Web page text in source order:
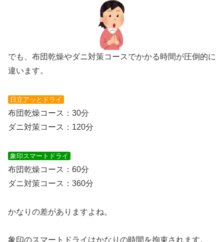
でも、布団乾燥やダニ対策コースでかかる時間が圧倒的に
違います。
日立アッとドライ
布団乾燥コース：30分
ダニ対策コース：120分
象印スマートドライ
布団乾燥コース：60分
ダニ対策コース：360分
かなりの差がありますよね。
象印のスマートドライはかなりの時間を拘束されます。